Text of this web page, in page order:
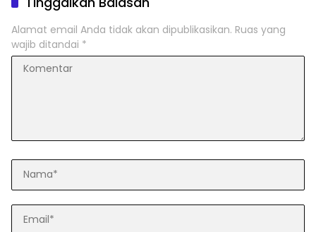
Alamat email Anda tidak akan dipublikasikan. Ruas yang
wajib ditandai *